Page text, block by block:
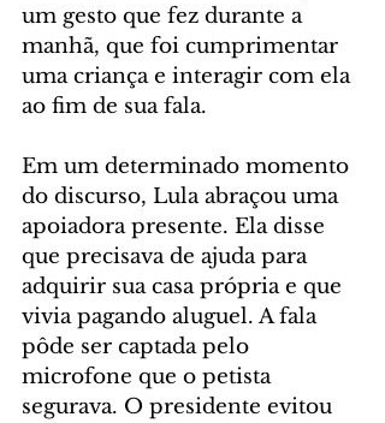
um gesto que fez durante a
manhã, que foi cumprimentar
uma criança e interagir com ela
ao fim de sua fala.
Em um determinado momento
do discurso, Lula abraçou uma
apoiadora presente. Ela disse
que precisava de ajuda para
adquirir sua casa própria e que
vivia pagando aluguel. A fala
pôde ser captada pelo
microfone que o petista
segurava. O presidente evitou